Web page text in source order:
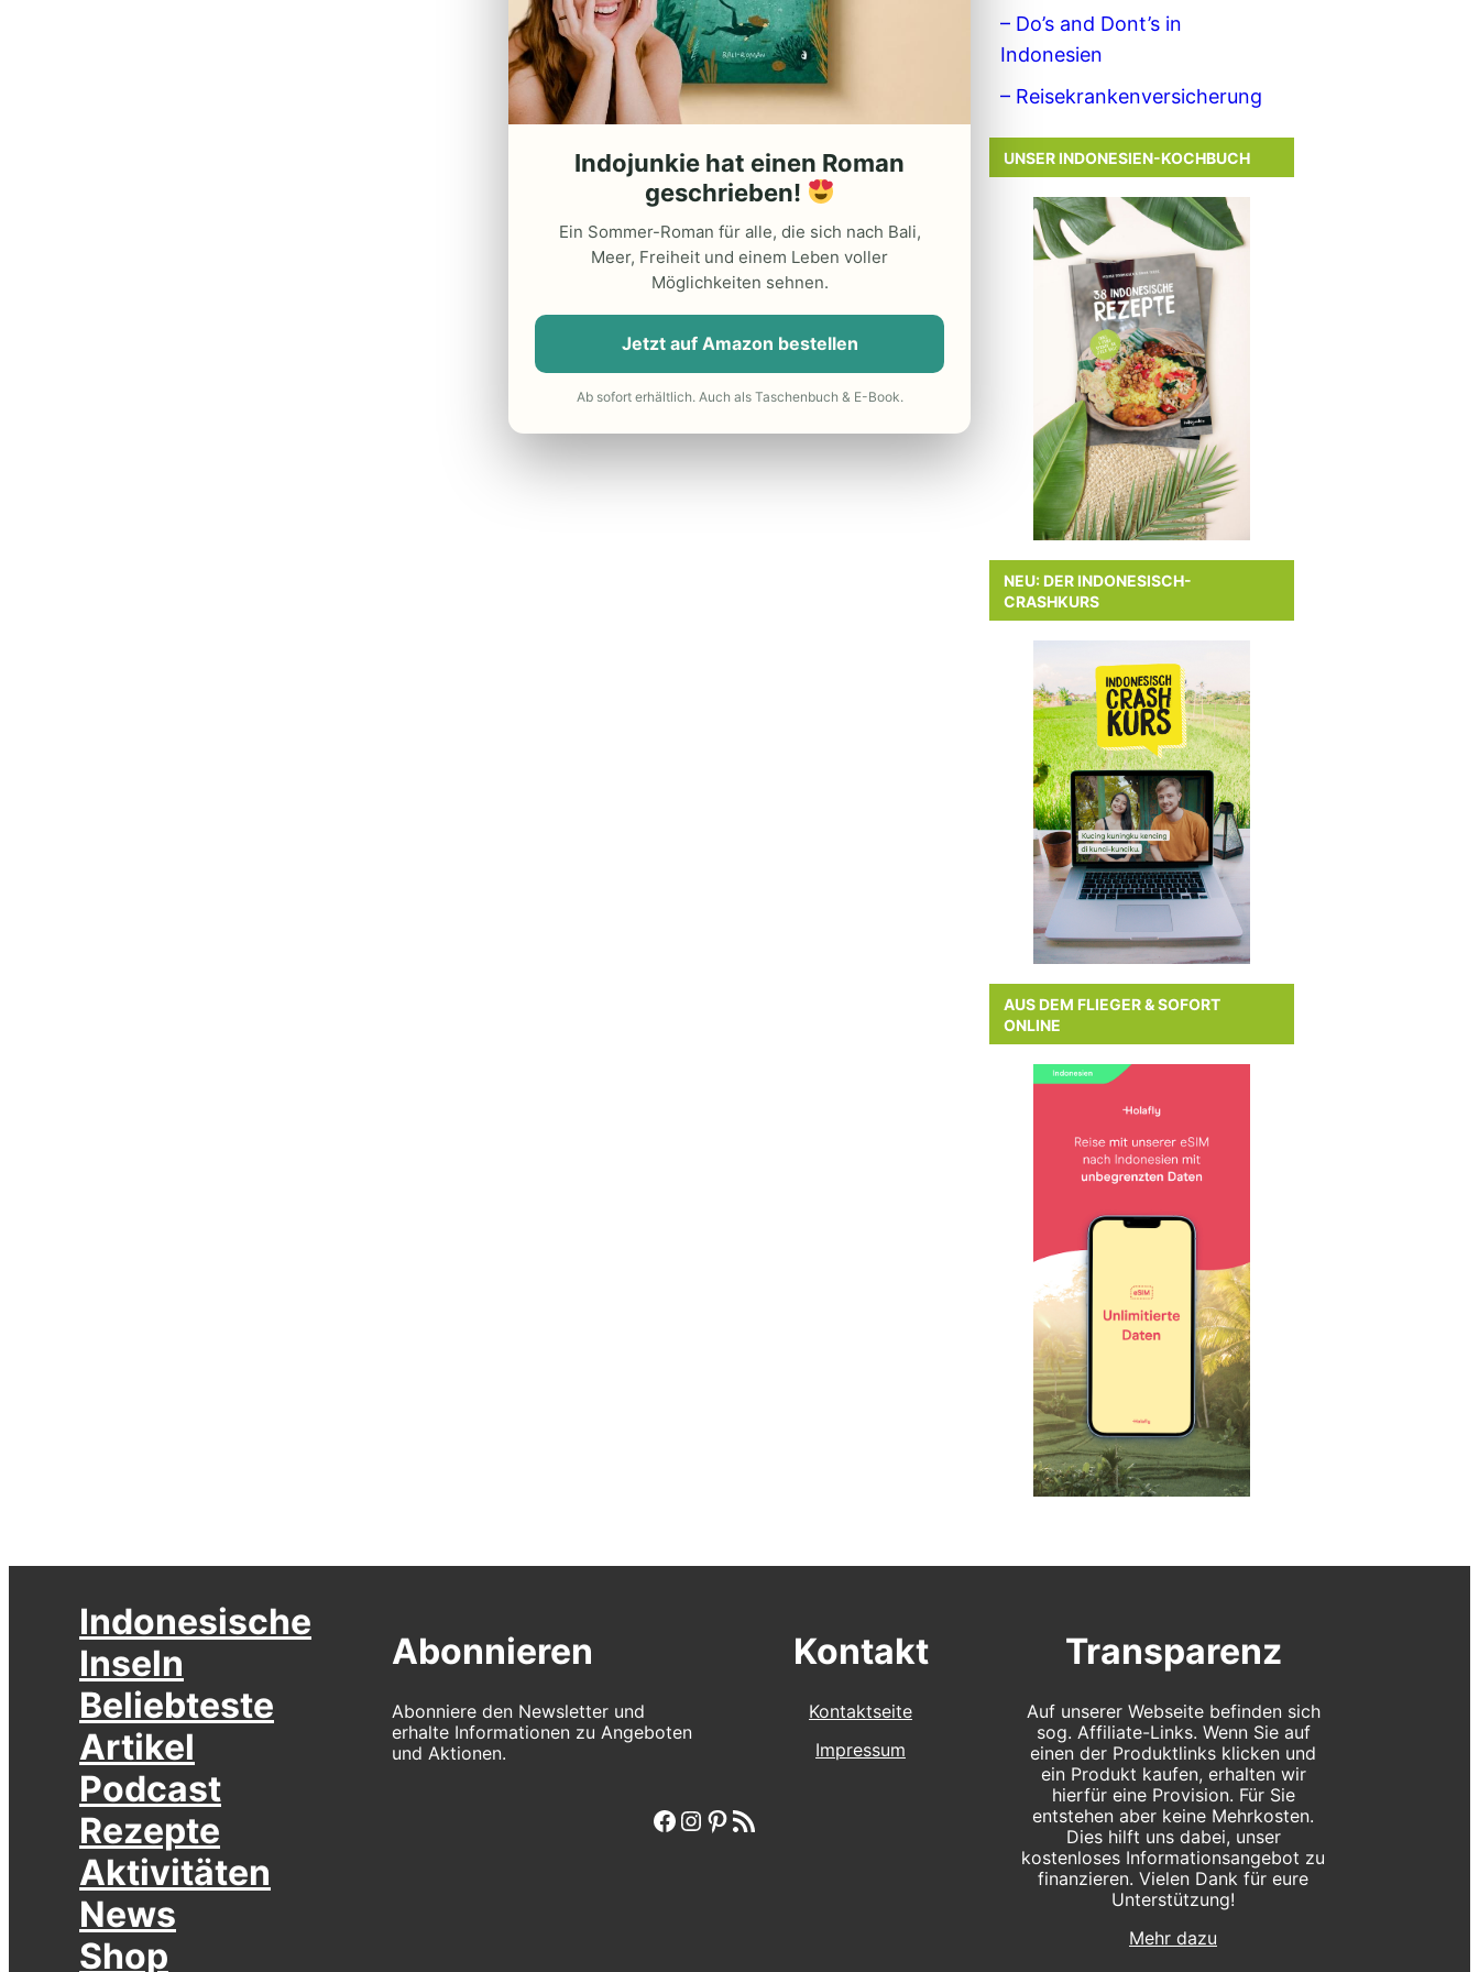
– Do’s and Dont’s in
Indonesien
– Reisekrankenversicherung
UNSER INDONESIEN-KOCHBUCH
NEU: DER INDONESISCH-
CRASHKURS
AUS DEM FLIEGER & SOFORT
ONLINE
Indonesische
Inseln
Beliebteste
Artikel
Podcast
Rezepte
Aktivitäten
News
Shop
Abonnieren
Abonniere den Newsletter und
erhalte Informationen zu Angeboten
und Aktionen.
Kontakt
Kontaktseite
Impressum
Facebook Instagram Pinterest RSS-Feed
Transparenz
Auf unserer Webseite befinden sich
sog. Affiliate-Links. Wenn Sie auf
einen der Produktlinks klicken und
ein Produkt kaufen, erhalten wir
hierfür eine Provision. Für Sie
entstehen aber keine Mehrkosten.
Dies hilft uns dabei, unser
kostenloses Informationsangebot zu
finanzieren. Vielen Dank für eure
Unterstützung!
Mehr dazu
Indojunkie hat einen Roman
geschrieben!
Ein Sommer-Roman für alle, die sich nach Bali,
Meer, Freiheit und einem Leben voller
Möglichkeiten sehnen.
Jetzt auf Amazon bestellen
Ab sofort erhältlich. Auch als Taschenbuch & E-Book.